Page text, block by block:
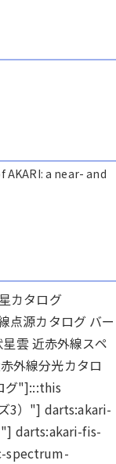
a near- and
カタログ
点源カタログ バー
雲 近赤外線スペ
外線分光カタロ
グ"]:::this
3）"] darts:akari-
"] darts:akari-fis-
spectrum-